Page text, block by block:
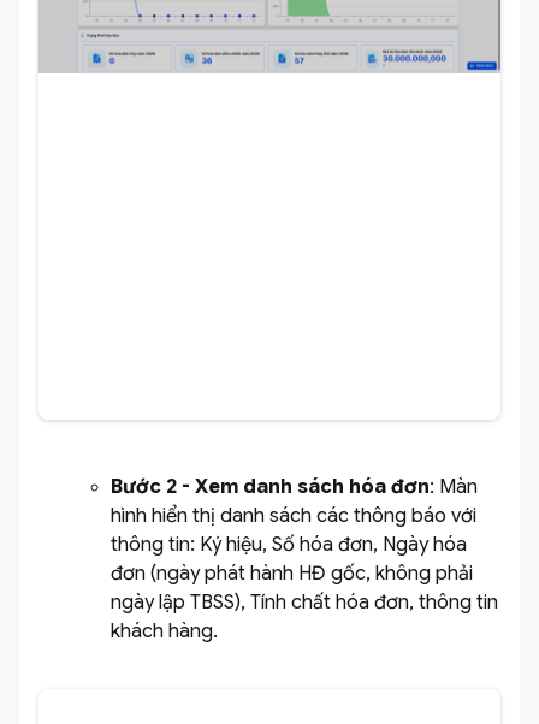
Bước 2 - Xem danh sách hóa đơn: Màn
hình hiển thị danh sách các thông báo với
thông tin: Ký hiệu, Số hóa đơn, Ngày hóa
đơn (ngày phát hành HĐ gốc, không phải
ngày lập TBSS), Tính chất hóa đơn, thông tin
khách hàng.